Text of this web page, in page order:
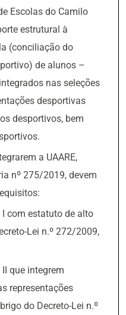
Escolas do Camilo
estrutural à
(conciliação do
de alunos –
nas seleções
desportivas
desportivos, bem
a UAARE,
nº 275/2019, devem
com estatuto de alto
Lei n.º 272/2009,
que integrem
representações
do Decreto-Lei n.º